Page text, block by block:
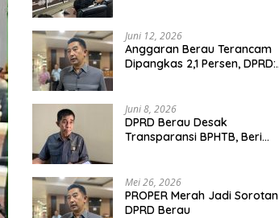
Juni 12, 2026
Anggaran Berau Terancam
Dipangkas 2,1 Persen, DPRD:
Juni 8, 2026
DPRD Berau Desak
Transparansi BPHTB, Beri
Mei 26, 2026
PROPER Merah Jadi Sorotan
DPRD Berau